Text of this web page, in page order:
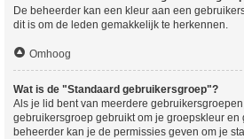
De beheerder kan een kleur aan een
dit is om de leden gemakkelijk te herkennen.
Omhoog
Wat is de "Standaard gebruikersgroep"?
Als je lid bent van meerdere
gebruikersgroep gebruikt om je groepskleur en
beheerder kan je de permissies geven om je